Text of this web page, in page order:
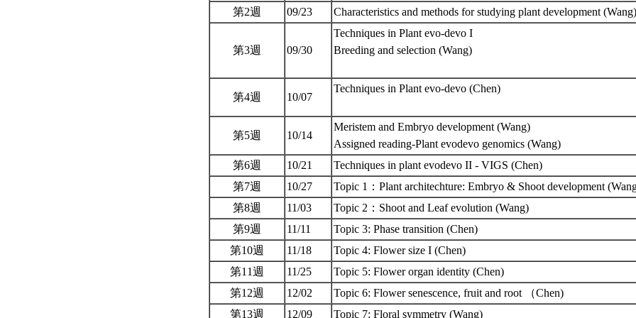
第2週 09/23 Characteristics and methods for studying plant development
第3週 09/30
Techniques in Plant evo-devo I
Breeding and selection (Wang)
第4週 10/07
Techniques in Plant evo-devo (Chen)
第5週 10/14
Meristem and Embryo development (Wang)
Assigned reading-Plant evodevo genomics (Wang)
第6週
10/21
Techniques in plant evodevo II - VIGS (Chen)
第7週
10/27
Topic 1：Plant architechture: Embryo & Shoot development
第8週
11/03
Topic 2：Shoot and Leaf evolution (Wang)
第9週
11/11
Topic 3: Phase transition (Chen)
第10週
11/18
Topic 4: Flower size I (Chen)
第11週
11/25
Topic 5: Flower organ identity (Chen)
第12週
12/02
Topic 6: Flower senescence, fruit and root （Chen)
第13週
12/09 Topic 7: Floral symmetry (Wang)